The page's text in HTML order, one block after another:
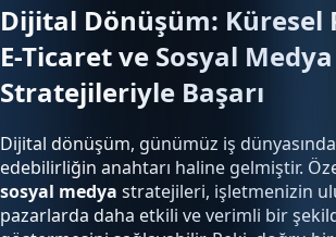
Dijital Dönüşüm: Küresel
E-Ticaret ve Sosyal Medya
Stratejileriyle Başarı
Dijital dönüşüm, günümüz iş
edebilirliğin anahtarı haline gelmiştir.
sosyal medya stratejileri, işletmenizin
pazarlarda daha etkili ve verimli bir